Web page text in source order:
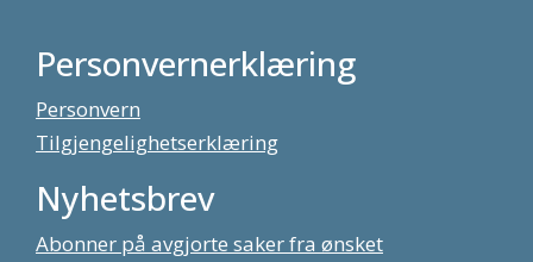
Personvernerklæring
Personvern
Tilgjengelighetserklæring
Nyhetsbrev
Abonner på avgjorte saker fra ønsket